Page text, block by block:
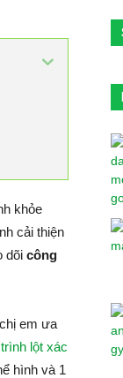
khỏe
cải thiện
dõi công
em ưa
lột xác
hình và 1